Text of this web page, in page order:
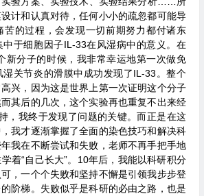
计和认真对待，任何小小的疏忽都可能导
苦的过程，会发现一切前期努力都付诸东
中于细胞因子IL-33在风湿病中的意义。在
新分子的时候，我非常幸运地第一次做免
湿关节炎的滑膜中成功发现了IL-33。整个
兴，因为这是世界上第一次证明这个分子
其后的几次，这个实验再也重复不出来经
，我终于发现了问题的关键。而正是在这
我才逐渐掌握了全面的染色技巧和解决科
我在不断尝试和失败，老师不再手把手地
着“自己长大”。10年后，我能以科研积分
，一个个失败和坚持不懈是引领我步步登
的阶梯。失败似乎是科研的必由之路，也是